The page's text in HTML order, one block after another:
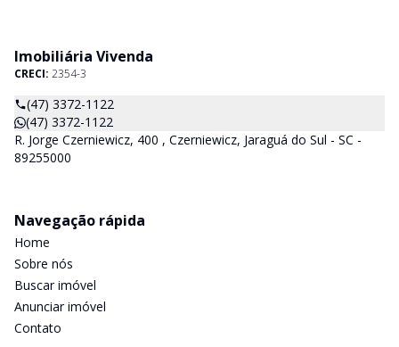
Imobiliária Vivenda
CRECI: 2354-3
(47) 3372-1122
(47) 3372-1122
R. Jorge Czerniewicz, 400 , Czerniewicz, Jaraguá do Sul - SC -
89255000
Navegação rápida
Home
Sobre nós
Buscar imóvel
Anunciar imóvel
Contato